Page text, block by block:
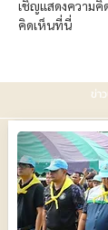
เชิญแสดงความ
คิดเห็นที่นี่
ข่า